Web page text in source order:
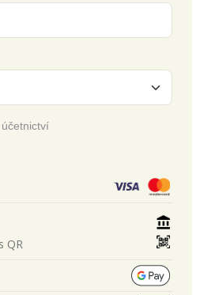
QR